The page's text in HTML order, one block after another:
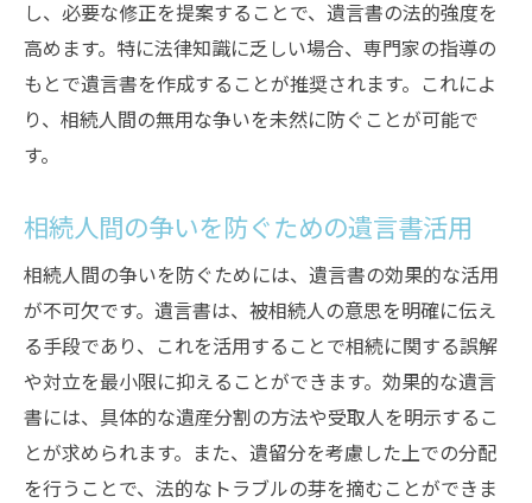
し、必要な修正を提案することで、遺言書の法的強度を
高めます。特に法律知識に乏しい場合、専門家の指導の
もとで遺言書を作成することが推奨されます。これによ
り、相続人間の無用な争いを未然に防ぐことが可能で
す。
相続人間の争いを防ぐための遺言書活用
相続人間の争いを防ぐためには、遺言書の効果的な活用
が不可欠です。遺言書は、被相続人の意思を明確に伝え
る手段であり、これを活用することで相続に関する誤解
や対立を最小限に抑えることができます。効果的な遺言
書には、具体的な遺産分割の方法や受取人を明示するこ
とが求められます。また、遺留分を考慮した上での分配
を行うことで、法的なトラブルの芽を摘むことができま